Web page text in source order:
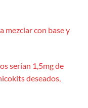
mezclar con base y
serían 1,5mg de
deseados,